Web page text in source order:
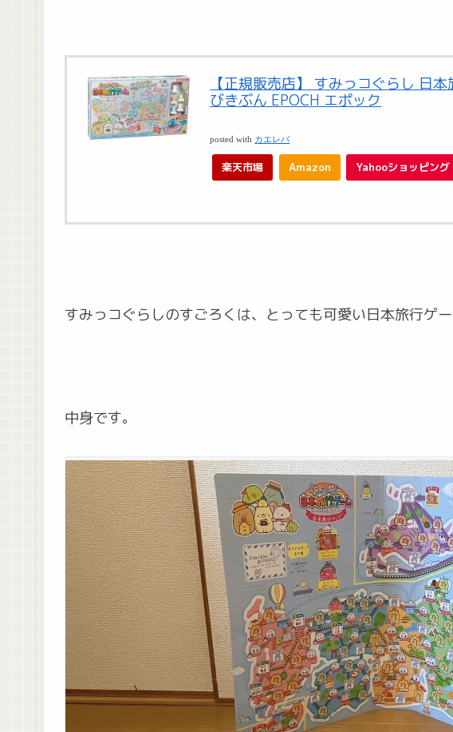
【正規販売店】 すみっコぐらし 日
びきぶん EPOCH エポック
posted with カエレバ
楽天市場 Amazon Yahooショッピング
すみっコぐらしのすごろくは、とっても可愛い日本旅行ゲー
中身です。